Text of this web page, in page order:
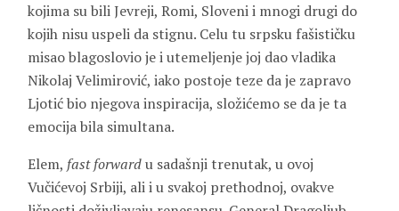
kojima su bili Jevreji, Romi, Sloveni i mnogi drugi do
kojih nisu uspeli da stignu. Celu tu srpsku fašističku
misao blagoslovio je i utemeljenje joj dao vladika
Nikolaj Velimirović, iako postoje teze da je zapravo
Ljotić bio njegova inspiracija, složićemo se da je ta
emocija bila simultana.
Elem, fast forwardu sadašnji trenutak, u ovoj
Vučićevoj Srbiji, ali i u svakoj prethodnoj, ovakve